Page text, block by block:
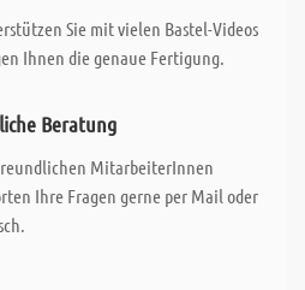
Sie mit vielen Bastel-Videos
Ihnen die genaue Fertigung.
Beratung
MitarbeiterInnen
Ihre Fragen gerne per Mail oder